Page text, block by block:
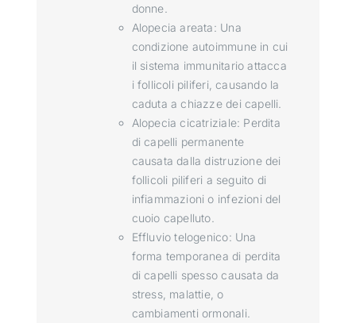
donne.
Alopecia areata: Una
condizione autoimmune in cui
il sistema immunitario attacca
i follicoli piliferi, causando la
caduta a chiazze dei capelli.
Alopecia cicatriziale: Perdita
di capelli permanente
causata dalla distruzione dei
follicoli piliferi a seguito di
infiammazioni o infezioni del
cuoio capelluto.
Effluvio telogenico: Una
forma temporanea di perdita
di capelli spesso causata da
stress, malattie, o
cambiamenti ormonali.